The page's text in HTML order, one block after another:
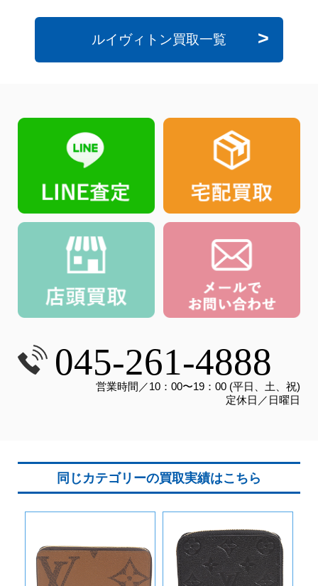
ルイヴィトン買取一覧
045-261-4888
営業時間／10：00〜19：00 (平日、土、祝)
定休日／日曜日
同じカテゴリーの買取実績はこちら